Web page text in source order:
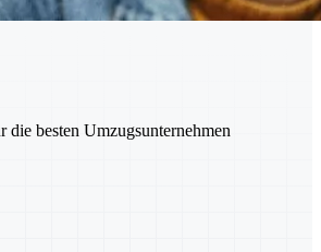
die besten Umzugsunternehmen